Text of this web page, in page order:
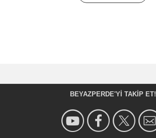
BEYAZPERDE'YI TAKIP ET!